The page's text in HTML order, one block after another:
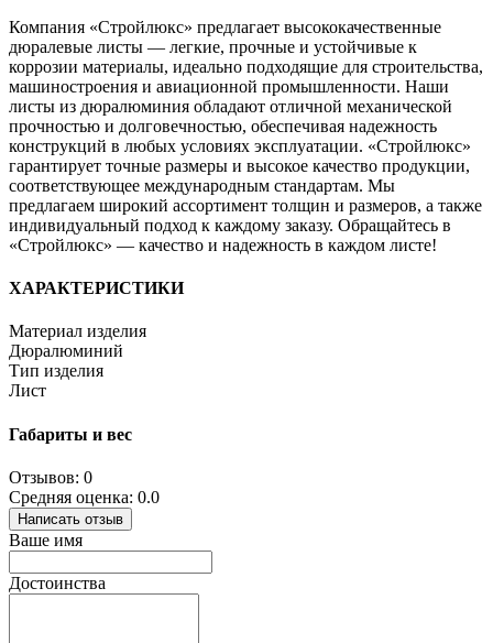
Компания «Стройлюкс» предлагает высококачественные
дюралевые листы — легкие, прочные и устойчивые к
коррозии материалы, идеально подходящие для строительства,
машиностроения и авиационной промышленности. Наши
листы из дюралюминия обладают отличной механической
прочностью и долговечностью, обеспечивая надежность
конструкций в любых условиях эксплуатации. «Стройлюкс»
гарантирует точные размеры и высокое качество продукции,
соответствующее международным стандартам. Мы
предлагаем широкий ассортимент толщин и размеров, а также
индивидуальный подход к каждому заказу. Обращайтесь в
«Стройлюкс» — качество и надежность в каждом листе!
ХАРАКТЕРИСТИКИ
Материал изделия
Дюралюминий
Тип изделия
Лист
Габариты и вес
Отзывов: 0
Средняя оценка: 0.0
Написать отзыв
Ваше имя
Достоинства